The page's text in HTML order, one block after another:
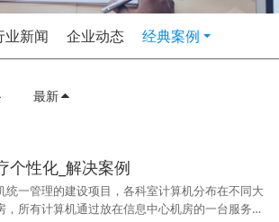
业新闻 企业动态 经典案例
最新
个性化_解决案例
统一管理的建设项目，各科室计算机分布在不同大
，所有计算机通过放在信息中心机房的一台服务器